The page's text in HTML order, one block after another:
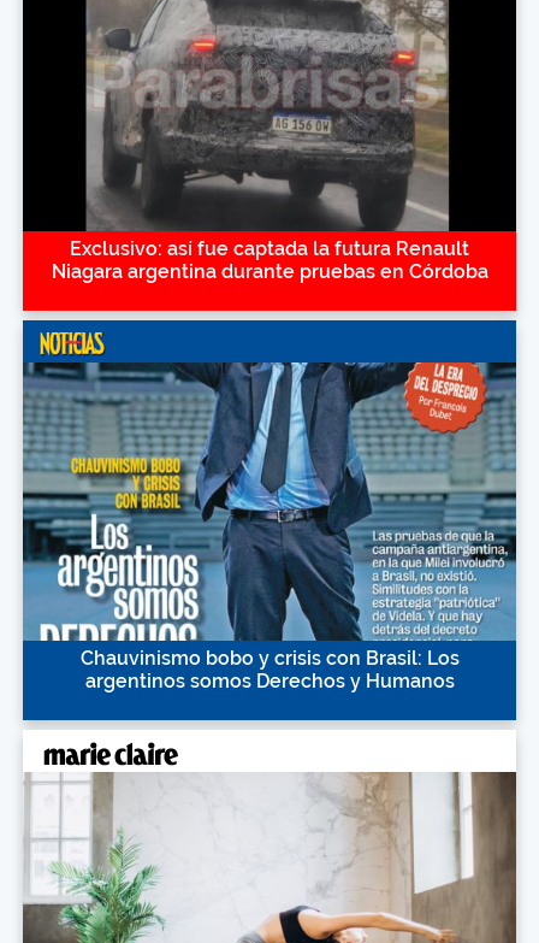
Exclusivo: así fue captada la futura Renault
Niagara argentina durante pruebas en Córdoba
Chauvinismo bobo y crisis con Brasil: Los
argentinos somos Derechos y Humanos